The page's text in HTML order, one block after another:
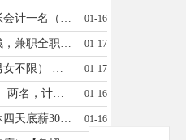
招聘调料库招聘：库管二名内帐会计一名（女）40到45周岁，早七点半晚六，有责任心，管家婆软件，有工作经验者优先。地址：新兴路与襄都路十字路口往南50米路东，电话：崔18233095888 聘 01-16
诚招电商合作伙伴不投资先挣钱，兼职全职都可以，联系13831995888孔姐 01-17
【售楼处急招】一、保洁员（男女不限） 二、礼宾员（男）地址：新华南路联系电话：15512847524 01-17
招杀鱼工（35-55岁，男女即可）两名，计件工资，桥东肉联厂附近，➕v18231956169（电话不一定有时间接）！ 01-16
万达招聘线上销售早九晚六月休四天底薪3000/3500加提成暂时只招女生应届生或小白转正交五险19131998083 01-16